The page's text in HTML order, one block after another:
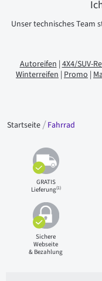
Unser technisches
Autoreifen|4X4/SUV-
Winterreifen | Promo |
Startseite Fahrrad
GRATIS
Lieferung(1)
Sichere
Webseite
& Bezahlung